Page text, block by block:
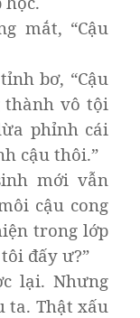
mắt, “Cậu
bơ, “Cậu
thành vô tội
phỉnh cái
cậu thôi.”
mới vẫn
cậu cong
trong lớp
đấy ư?”
lại. Nhưng
ta. Thật xấu